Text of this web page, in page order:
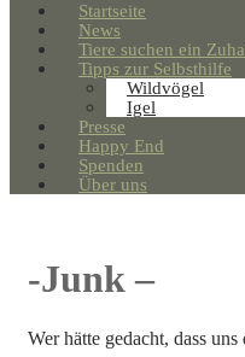
Startseite
News
Tiere suchen ein
Tipps zur Selbsthilfe
Wildvögel
Igel
Presse
Happy End
Spenden
Über uns
-Junk –
Wer hätte gedacht, dass